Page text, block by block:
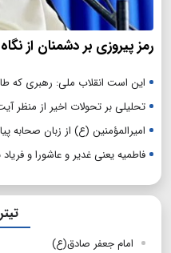
رمز پیروزی بر دشمنان از
این است انقلاب ملی: رهبری
تحلیلی بر تحولات اخیر از منظر
امیرالمؤمنین (ع) از زبان صحابه
فاطمیه یعنی غدیر و عاشورا و
امام جعفر صادق(ع)